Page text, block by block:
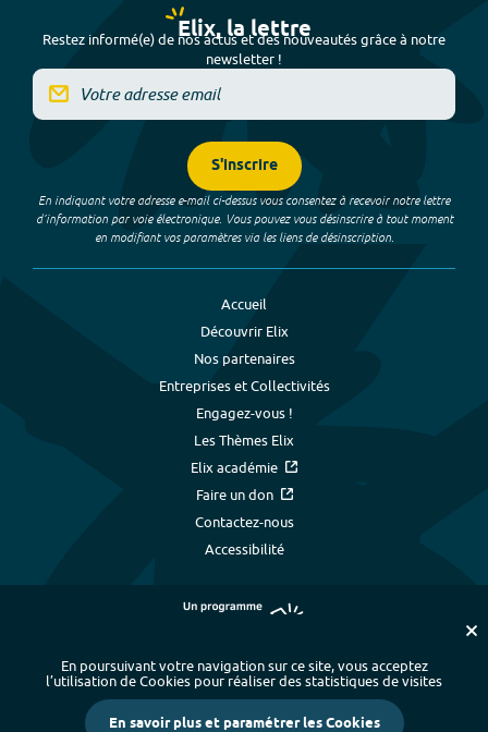
Elix, la lettre
Restez informé(e) de nos actus et des nouveautés grâce à notre
newsletter !
S'inscrire
En indiquant votre adresse e-mail ci-dessus vous consentez à recevoir notre lettre
d’information par voie électronique. Vous pouvez vous désinscrire à tout moment
en modifiant vos paramètres via les liens de désinscription.
Accueil
Découvrir Elix
Nos partenaires
Entreprises et Collectivités
Engagez-vous !
Les Thèmes Elix
Elix académie
Faire un don
Contactez-nous
Accessibilité
Plan du site - Index alphabétique
-
Mentions légales et données personnelles
- Paramétrer les cookies
En poursuivant votre navigation sur ce site, vous acceptez
l’utilisation de Cookies pour réaliser des statistiques de visites
En savoir plus et paramétrer les Cookies